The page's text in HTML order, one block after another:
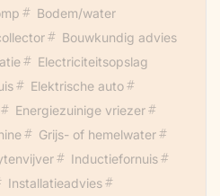
Bodem/water
Bouwkundig advies
Electriciteitsopslag
Elektrische auto
Energiezuinige vriezer
Grijs- of hemelwater
Inductiefornuis
Installatieadvies